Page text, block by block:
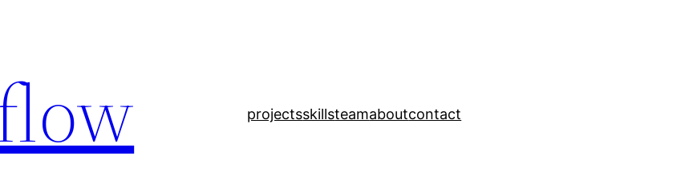
projectsskillsteamaboutcontact